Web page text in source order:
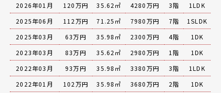
2026年01月
120万円 35.62㎡ 4280万円 3階
1LDK
2025年06月
112万円 71.25㎡ 7980万円 7階
1SLDK
2025年03月
63万円 35.98㎡ 2300万円 4階
1DK
2023年03月
83万円 35.62㎡ 2980万円 1階
1DK
2022年03月
93万円 35.98㎡ 3380万円 3階
1LDK
2022年01月
102万円 35.98㎡ 3680万円 2階 1DK